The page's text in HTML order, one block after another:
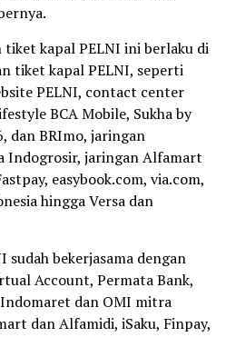
tiket kapal PELNI ini berlaku di
tiket kapal PELNI, seperti
PELNI, contact center
BCA Mobile, Sukha by
dan BRImo, jaringan
Indogrosir, jaringan Alfamart
easybook.com, via.com,
hingga Versa dan
sudah bekerjasama dengan
Account, Permata Bank,
dan OMI mitra
dan Alfamidi, iSaku, Finpay,